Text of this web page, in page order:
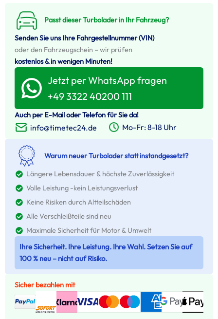
Passt dieser Turbolader in Ihr Fahrzeug?
Senden Sie uns Ihre Fahrgestellnummer (VIN)
oder den Fahrzeugschein – wir prüfen
kostenlos & in wenigen Minuten!
Jetzt per WhatsApp fragen
+49 3322 40200 111
Auch per E-Mail oder Telefon für Sie da!
info@timetec24.de Mo-Fr: 8-18 Uhr
Warum neuer Turbolader statt instandgesetzt?
Längere Lebensdauer & höchste Zuverlässigkeit
Volle Leistung -kein Leistungsverlust
Keine Risiken durch Altteilschäden
Alle Verschleißteile sind neu
Maximale Sicherheit für Motor & Umwelt
Ihre Sicherheit. Ihre Leistung. Ihre Wahl. Setzen Sie auf
100 % neu – nicht auf Risiko.
Sicher bezahlen mit